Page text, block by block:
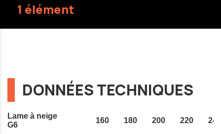
1 élément
DONNÉES TECHNIQUES
Lame à neige
G6
160 180 200 220 240